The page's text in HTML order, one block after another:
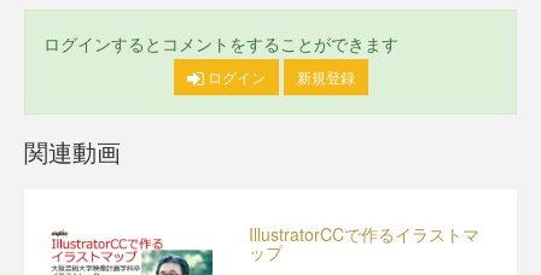
ログインするとコメントをすることができます
ログイン 新規登録
関連動画
IllustratorCCで作るイラストマ
ップ